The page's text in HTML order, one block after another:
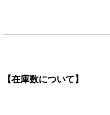
【在庫数について】